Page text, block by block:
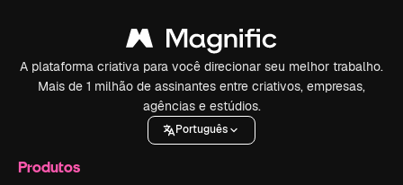
A plataforma criativa para você direcionar seu melhor trabalho.
Mais de 1 milhão de assinantes entre criativos, empresas,
agências e estúdios.
Português
Produtos